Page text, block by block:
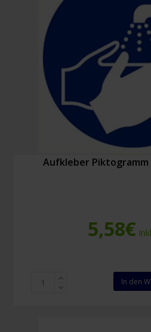
Aufkleber Piktogramm
5,58€
Aufkleber
Piktogramm
In den